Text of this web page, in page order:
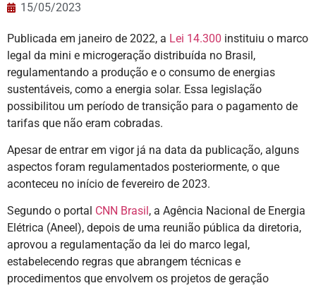
15/05/2023
Publicada em janeiro de 2022, a Lei 14.300 instituiu o marco
legal da mini e microgeração distribuída no Brasil,
regulamentando a produção e o consumo de energias
sustentáveis, como a energia solar. Essa legislação
possibilitou um período de transição para o pagamento de
tarifas que não eram cobradas.
Apesar de entrar em vigor já na data da publicação, alguns
aspectos foram regulamentados posteriormente, o que
aconteceu no início de fevereiro de 2023.
Segundo o portal CNN Brasil , a Agência Nacional de Energia
Elétrica (Aneel), depois de uma reunião pública da diretoria,
aprovou a regulamentação da lei do marco legal,
estabelecendo regras que abrangem técnicas e
procedimentos que envolvem os projetos de geração